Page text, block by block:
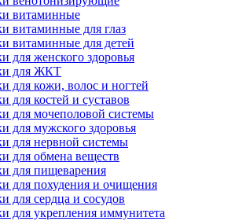
витаминные
витаминные для глаз
витаминные для детей
для женского здоровья
для ЖКТ
для кожи, волос и ногтей
для костей и суставов
для мочеполовой системы
для мужского здоровья
для нервной системы
для обмена веществ
для пищеварения
для похудения и очищения
для сердца и сосудов
для укрепления иммунитета